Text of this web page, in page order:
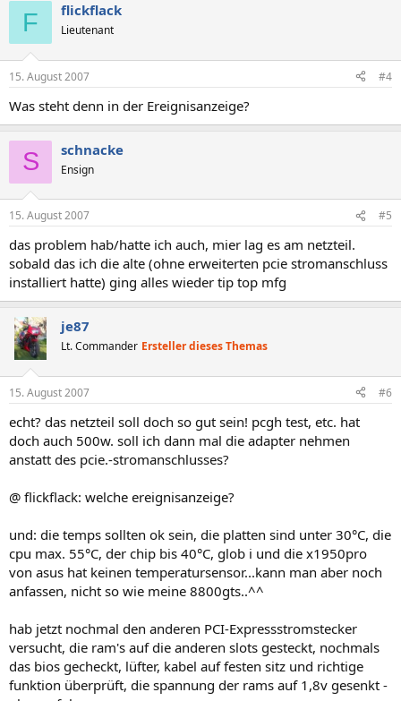
F flickflack
Lieutenant
15. August 2007 #4
Was steht denn in der Ereignisanzeige?
S schnacke
Ensign
15. August 2007 #5
das problem hab/hatte ich auch, mier lag es am netzteil.
sobald das ich die alte (ohne erweiterten pcie stromanschluss
installiert hatte) ging alles wieder tip top mfg
je87
Lt. Commander Ersteller dieses Themas
15. August 2007 #6
echt? das netzteil soll doch so gut sein! pcgh test, etc. hat
doch auch 500w. soll ich dann mal die adapter nehmen
anstatt des pcie.-stromanschlusses?
@ flickflack: welche ereignisanzeige?
und: die temps sollten ok sein, die platten sind unter 30°C, die
cpu max. 55°C, der chip bis 40°C, glob i und die x1950pro
von asus hat keinen temperatursensor...kann man aber noch
anfassen, nicht so wie meine 8800gts..^^
hab jetzt nochmal den anderen PCI-Expressstromstecker
versucht, die ram's auf die anderen slots gesteckt, nochmals
das bios gecheckt, lüfter, kabel auf festen sitz und richtige
funktion überprüft, die spannung der rams auf 1,8v gesenkt -